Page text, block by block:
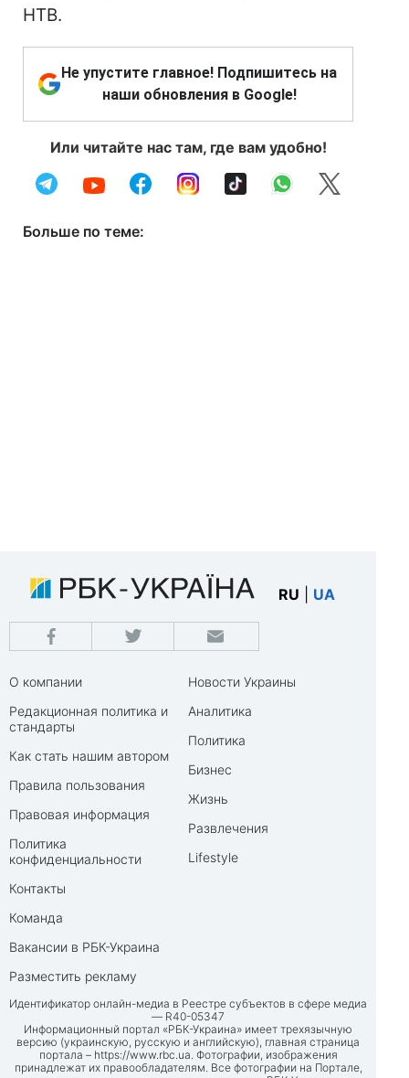
НТВ.
Не упустите главное! Подпишитесь на
наши обновления в Google!
Или читайте нас там, где вам удобно!
Больше по теме:
RU UA
О компании
Редакционная политика и
стандарты
Как стать нашим автором
Правила пользования
Правовая информация
Политика
конфиденциальности
Контакты
Команда
Вакансии в РБК-Украина
Разместить рекламу
Новости Украины
Аналитика
Политика
Бизнес
Жизнь
Развлечения
Lifestyle
Идентификатор онлайн-медиа в Реестре субъектов в сфере медиа
— R40-05347
Информационный портал «РБК-Украина» имеет трехязычную
версию (украинскую, русскую и английскую), главная страница
портала – https://www.rbc.ua. Фотографии, изображения
принадлежат их правообладателям. Все фотографии на Портале,